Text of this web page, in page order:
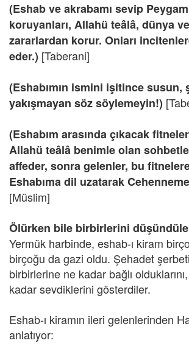
(Eshab ve akrabamı sevip
koruyanları, Allahü teâlâ, dünya
zararlardan korur. Onları
eder.) [Taberani]
(Eshabımın ismini işitince susun,
yakışmayan söz söylemeyin!)
(Eshabım arasında çıkacak
Allahü teâlâ benimle olan
affeder, sonra gelenler, bu
Eshabıma dil uzatarak
[Müslim]
Ölürken bile birbirlerini
Yermük harbinde, eshab-ı kiram
birçoğu da gazi oldu. Şehadet
birbirlerine ne kadar bağlı
kadar sevdiklerini gösterdiler.
Eshab-ı kiramın ileri gelenlerinden
anlatıyor: